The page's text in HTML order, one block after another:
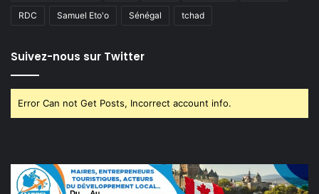
RDC Samuel Eto'o Sénégal tchad
Suivez-nous sur Twitter
Error Can not Get Posts, Incorrect account info.